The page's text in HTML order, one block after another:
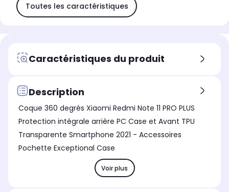
Toutes les caractéristiques
Caractéristiques du produit
Description
Coque 360 degrés Xiaomi Redmi Note 11 PRO PLUS
Protection intégrale arrière PC Case et Avant TPU
Transparente Smartphone 2021 - Accessoires
Pochette Exceptional Case
Voir plus